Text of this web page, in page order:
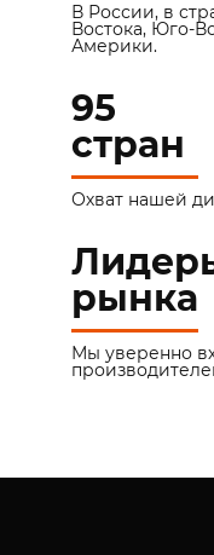
В России, в
Востока, Юго-
Америки.
95
стран
Охват нашей
рынка
Мы уверенно